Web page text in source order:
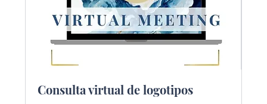
Consulta virtual de logotipos